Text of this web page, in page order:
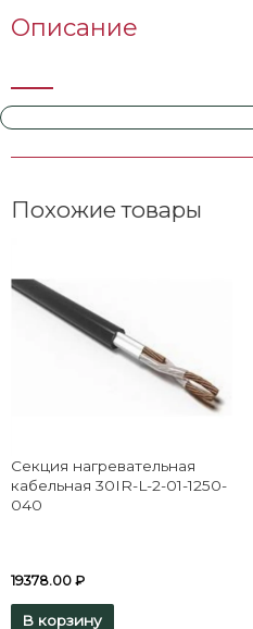
Описание
Похожие товары
Секция нагревательная
кабельная 30IR-L-2-01-1250-
040
19378.00 ₽
В корзину